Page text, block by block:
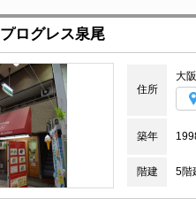
プログレス泉尾
住所
大
築年
階建 5階